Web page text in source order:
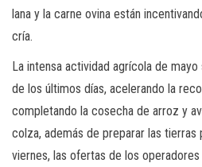
lana y la carne ovina están
cría.
La intensa actividad agrícola de
de los últimos días, acelerando la
completando la cosecha de arroz y
colza, además de preparar las tierras
viernes, las ofertas de los